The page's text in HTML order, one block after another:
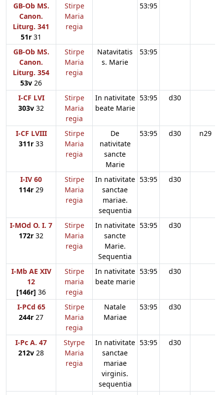
GB-Ob MS.
Canon.
Liturg. 341
51r 31
Stirpe
Maria
regia
53:95
GB-Ob MS.
Canon.
Liturg. 354
53v 26
Stirpe
Maria
regia
Natavitatis
s. Marie
53:95
I-CF LVI
303v 32
Stirpe
Maria
regia
In nativitate
beate Marie
53:95 d30
I-CF LVIII
311r 33
Stirpe
Maria
regia
De
nativitate
sancte
Marie
53:95 d30 n29
I-IV 60
114r 29
Stirpe
Maria
regia
In nativitate
sanctae
mariae.
sequentia
53:95 d30
I-MOd O. I. 7
172r 32
Stirpe
Maria
regia
In nativitate
sancte
Marie.
Sequentia
53:95 d30
I-Mb AE XIV
12
[146r] 36
Stirpe
maria
regia
In nativitate
beate marie
53:95 d30
I-PCd 65
244r 27
Stirpe
Maria
regia
Natale
Mariae
53:95 d30
I-Pc A. 47
212v 28
Styrpe
Maria
regia
In nativitate
sanctae
mariae
virginis.
sequentia
53:95 d30